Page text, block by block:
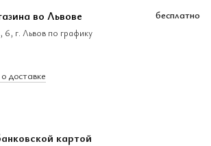
во Львове
г. Львов по графику
бесплатно
доставке
картой